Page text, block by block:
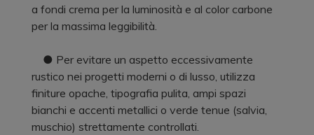
a fondi crema per la luminosità e al color carbone
per la massima leggibilità.
● Per evitare un aspetto eccessivamente
rustico nei progetti moderni o di lusso, utilizza
finiture opache, tipografia pulita, ampi spazi
bianchi e accenti metallici o verde tenue (salvia,
muschio) strettamente controllati.